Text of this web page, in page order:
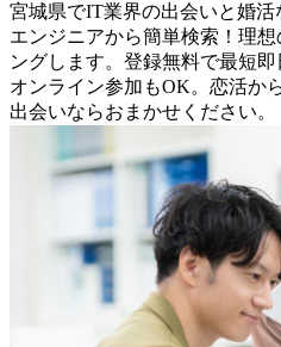
宮城県でIT業界の出会いと婚
エンジニアから簡単検索！理
ングします。登録無料で最短
オンライン参加もOK。恋活か
出会いならおまかせください。